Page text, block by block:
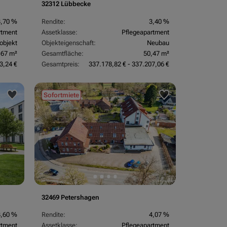
%
m²
€
32312 Lübbecke
Rendite:
3,40 %
Assetklasse:
Pflegeapartment
Objekteigenschaft:
Neubau
Gesamtfläche:
50,47 m²
Gesamtpreis:
337.178,82 € - 337.207,06 €
%
Sofortmiete
32469 Petershagen
Rendite:
4,07 %
Assetklasse:
Pflegeapartment